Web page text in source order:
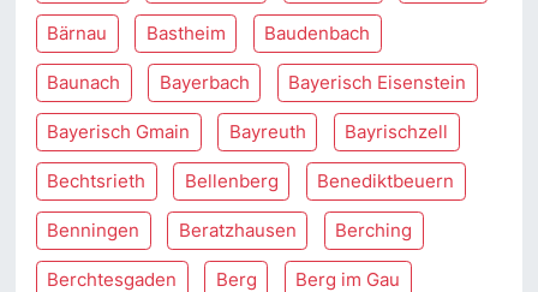
Bärnau Bastheim Baudenbach
Baunach Bayerbach Bayerisch Eisenstein
Bayerisch Gmain Bayreuth Bayrischzell
Bechtsrieth Bellenberg Benediktbeuern
Benningen Beratzhausen Berching
Berchtesgaden Berg Berg im Gau